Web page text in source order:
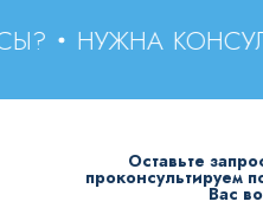
НУЖНА
Оставьте
проконсультируем
Вас